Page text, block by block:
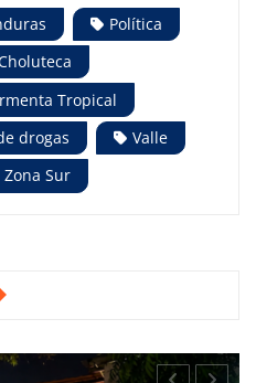
Política
Tropical
drogas
Valle
Zona Sur